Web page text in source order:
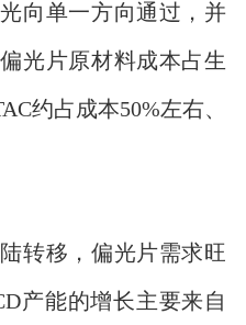
向单一方向通过，并
光片原材料成本占生
约占成本50%左右、
移，偏光片需求旺
产能的增长主要来自